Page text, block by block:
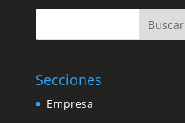
Buscar
Secciones
Empresa